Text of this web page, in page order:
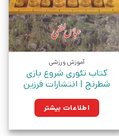
آموزش ورزشی
کتاب تئوری شروع بازی
شطرنج | انتشارات فرزین
اطلاعات بیشتر